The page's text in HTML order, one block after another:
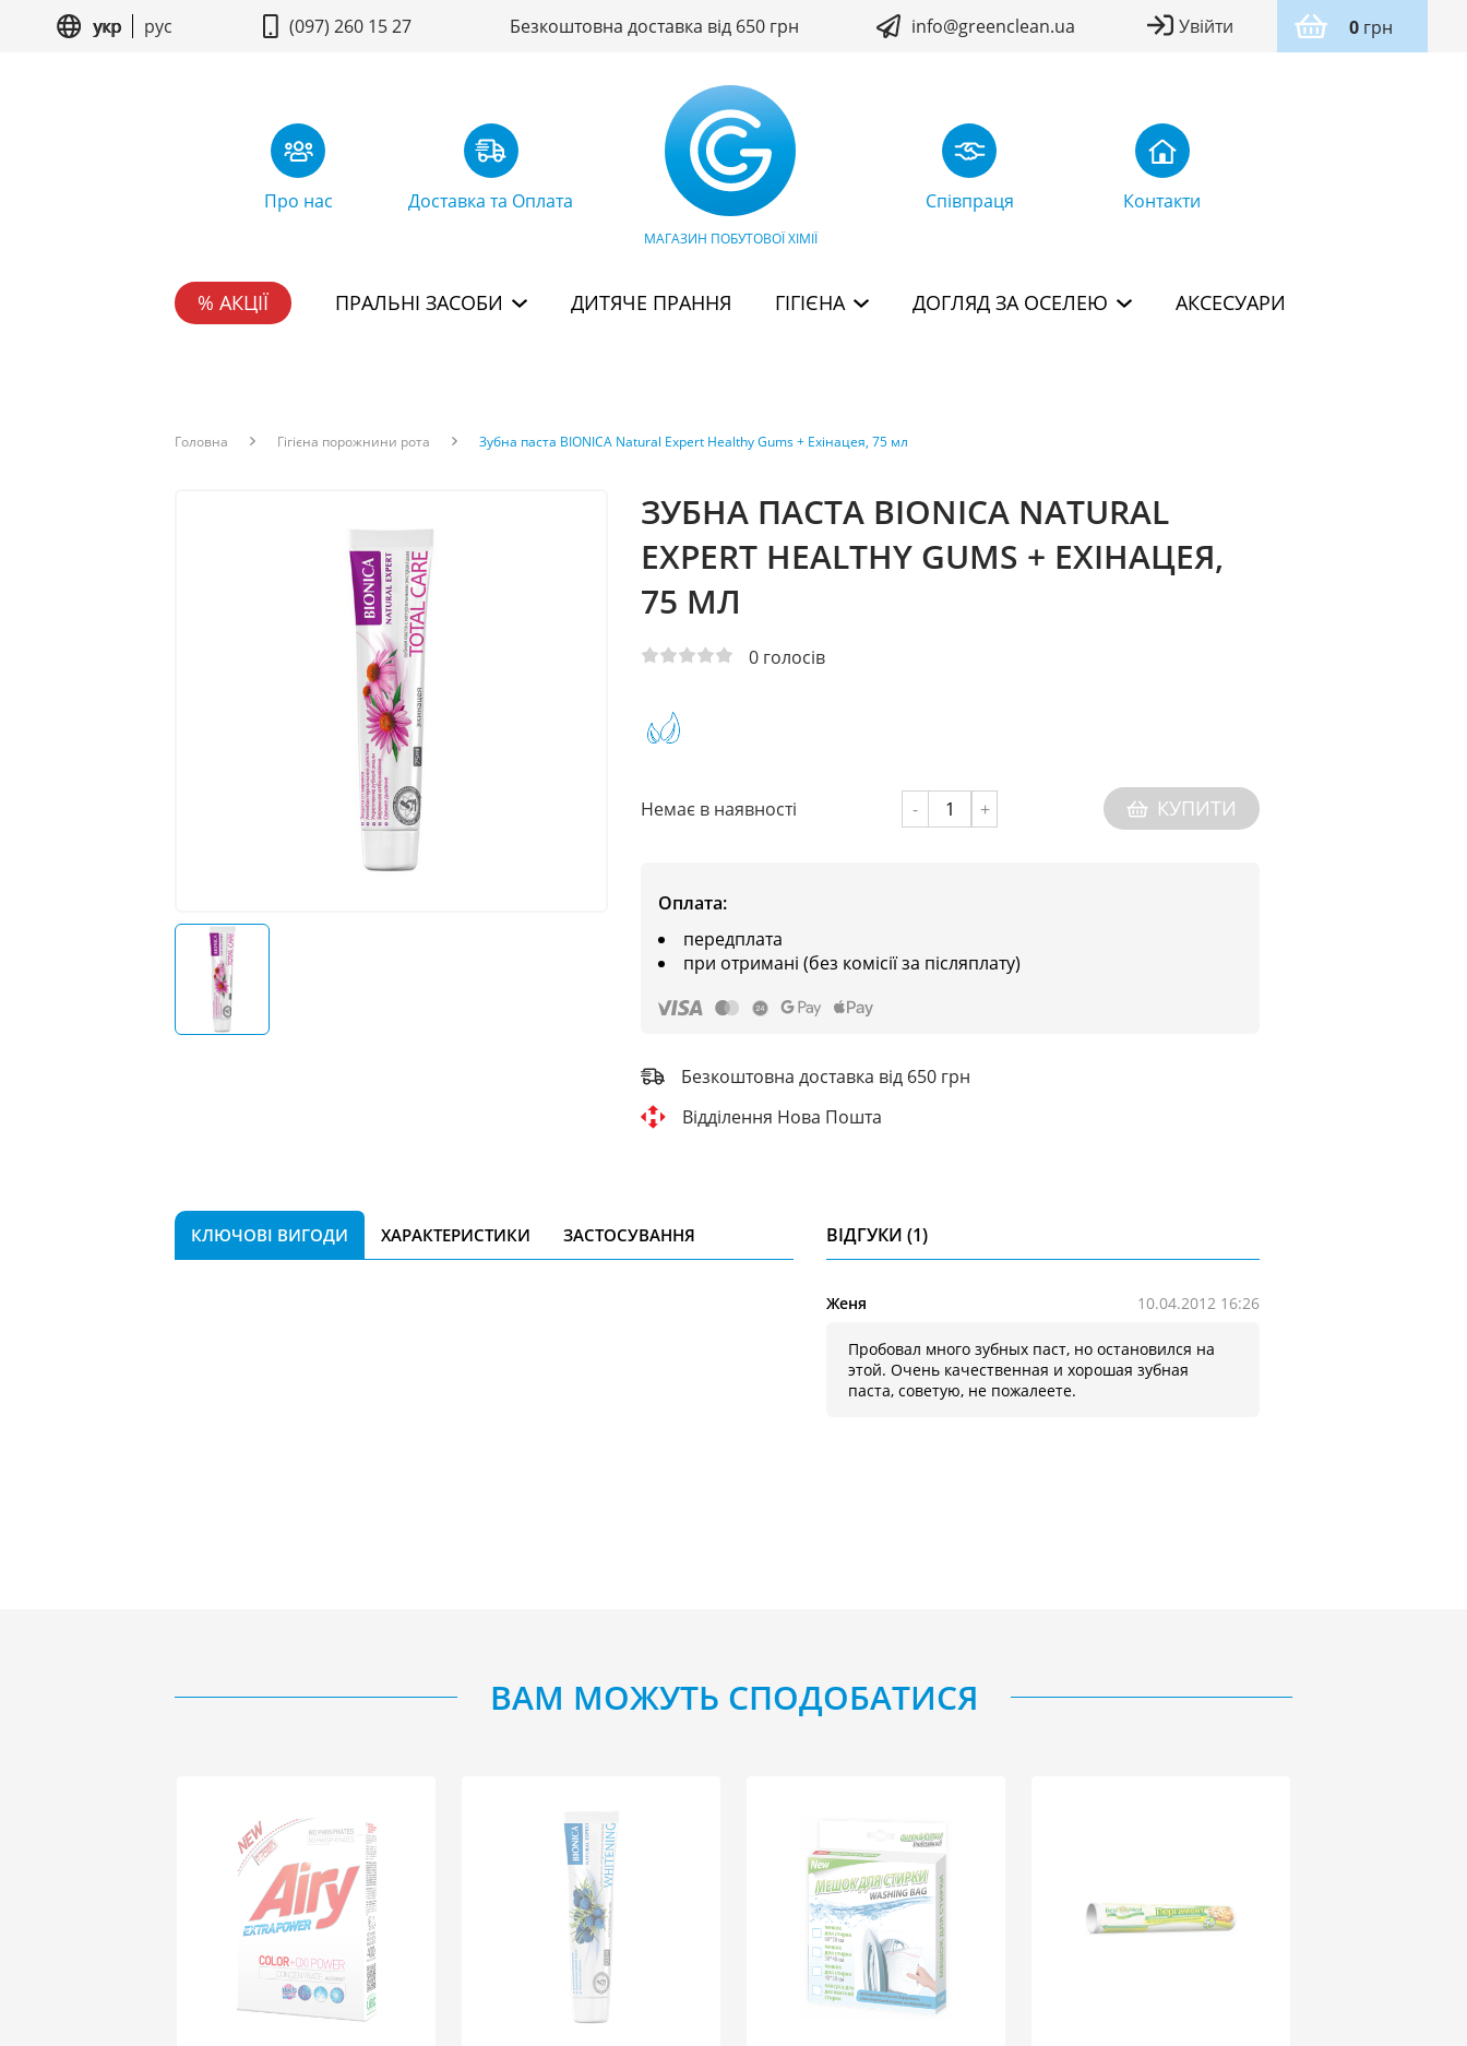
укр рус (097) 260 15 27 Безкоштовна доставка від 650 грн info@greenclean.ua Увійти 0грн
Про нас Доставка та Оплата
МАГАЗИН ПОБУТОВОЇ ХІМІЇ
Співпраця Контакти
% АКЦІЇ ПРАЛЬНІ ЗАСОБИ ДИТЯЧЕ ПРАННЯ ГІГІЄНА ДОГЛЯД ЗА ОСЕЛЕЮ АКСЕСУАРИ
Головна Гігієна порожнини рота Зубна паста BIONICA Natural Expert Healthy Gums + Ехінацея, 75 мл
ЗУБНА ПАСТА BIONICA NATURAL
EXPERT HEALTHY GUMS + ЕХІНАЦЕЯ,
75 МЛ
0голосів
Немає в наявності - + КУПИТИ
Оплата:
передплата
при отримані (без комісії за післяплату)
Безкоштовна доставка від 650 грн
Відділення Нова Пошта
КЛЮЧОВІ ВИГОДИ ХАРАКТЕРИСТИКИ ЗАСТОСУВАННЯ ВІДГУКИ (1)
Женя 10.04.2012 16:26
Пробовал много зубных паст, но остановился на
этой. Очень качественная и хорошая зубная
паста, советую, не пожалеете.
ВАМ МОЖУТЬ СПОДОБАТИСЯ